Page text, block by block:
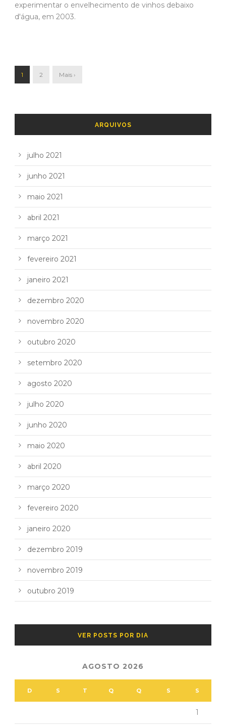
experimentar o envelhecimento de vinhos debaixo
d'água, em 2003.
1 2 Mais ›
ARQUIVOS
julho 2021
junho 2021
maio 2021
abril 2021
março 2021
fevereiro 2021
janeiro 2021
dezembro 2020
novembro 2020
outubro 2020
setembro 2020
agosto 2020
julho 2020
junho 2020
maio 2020
abril 2020
março 2020
fevereiro 2020
janeiro 2020
dezembro 2019
novembro 2019
outubro 2019
VER POSTS POR DIA
AGOSTO 2026
D S T Q Q S S
1